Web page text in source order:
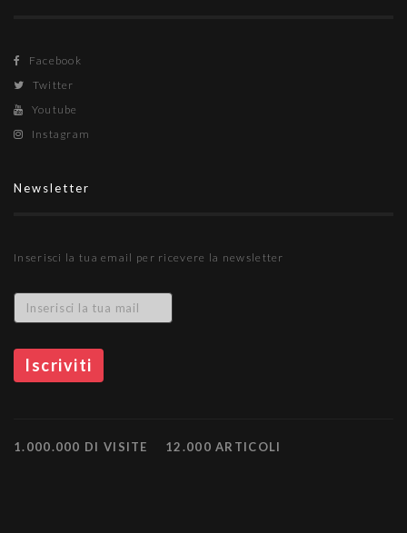
Facebook
Twitter
Youtube
Instagram
Newsletter
Inserisci la tua email per ricevere la newsletter
1.000.000 DI VISITE 12.000 ARTICOLI